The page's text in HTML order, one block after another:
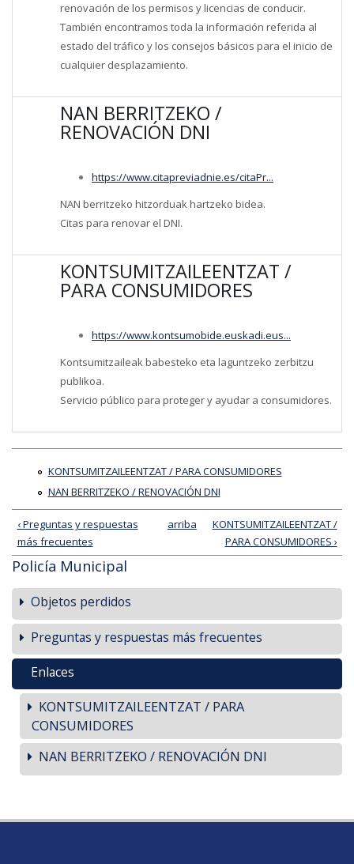
renovación de los permisos y licencias de conducir.
También encontramos toda la información referida al
estado del tráfico y los consejos básicos para el inicio de
cualquier desplazamiento.
NAN BERRITZEKO /
RENOVACIÓN DNI
https://www.citapreviadnie.es/citaPr...
NAN berritzeko hitzorduak hartzeko bidea.
Citas para renovar el DNI.
KONTSUMITZAILEENTZAT /
PARA CONSUMIDORES
https://www.kontsumobide.euskadi.eus...
Kontsumitzaileak babesteko eta laguntzeko zerbitzu
publikoa.
Servicio público para proteger y ayudar a consumidores.
KONTSUMITZAILEENTZAT / PARA CONSUMIDORES
NAN BERRITZEKO / RENOVACIÓN DNI
‹ Preguntas y respuestas
más frecuentes
arriba
KONTSUMITZAILEENTZAT /
PARA CONSUMIDORES ›
Policía Municipal
Objetos perdidos
Preguntas y respuestas más frecuentes
Enlaces
KONTSUMITZAILEENTZAT / PARA
CONSUMIDORES
NAN BERRITZEKO / RENOVACIÓN DNI